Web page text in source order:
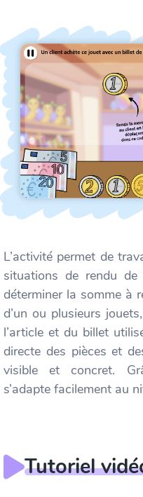
L’activité permet de
situations de rendu de
déterminer la somme à
d’un ou plusieurs
l’article et du billet
directe des pièces et
visible et concret.
s’adapte facilement au
Tutoriel